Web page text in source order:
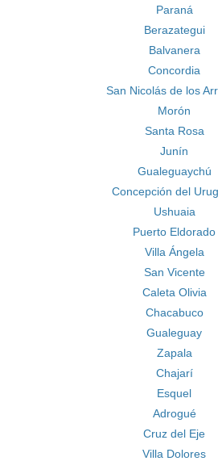
Paraná
Berazategui
Balvanera
Concordia
San Nicolás de los
Morón
Santa Rosa
Junín
Gualeguaychú
Concepción del
Ushuaia
Puerto Eldorado
Villa Ángela
San Vicente
Caleta Olivia
Chacabuco
Gualeguay
Zapala
Chajarí
Esquel
Adrogué
Cruz del Eje
Villa Dolores